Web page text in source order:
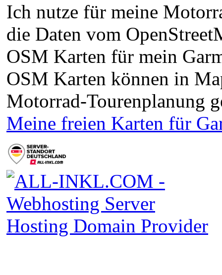
Ich nutze für meine
die Daten vom
OSM Karten für mein
OSM Karten können in
Motorrad-Tourenplanung
Meine freien Karten für